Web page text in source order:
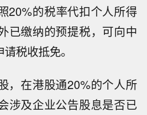
20%的税率代扣个人所得
已缴纳的预提税，可向中
税收抵免。
，在港股通20%的个人所
涉及企业公告股息是否已